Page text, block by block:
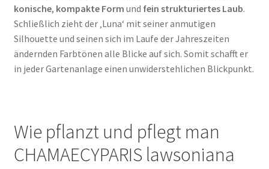
konische, kompakte Form und fein strukturiertes Laub.
Schließlich zieht der ‚Luna‘ mit seiner anmutigen
Silhouette und seinen sich im Laufe der Jahreszeiten
ändernden Farbtönen alle Blicke auf sich. Somit schafft er
in jeder Gartenanlage einen unwiderstehlichen Blickpunkt.
Wie pflanzt und pflegt man
CHAMAECYPARIS lawsoniana